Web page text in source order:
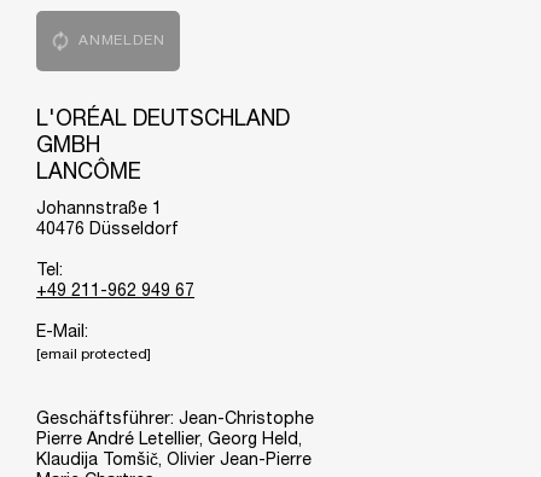
ANMELDEN
L'ORÉAL DEUTSCHLAND
GMBH
LANCÔME
Johannstraße 1
40476 Düsseldorf
Tel:
+49 211-962 949 67
E-Mail:
[email protected]
Geschäftsführer: Jean-Christophe
Pierre André Letellier, Georg Held,
Klaudija Tomšič, Olivier Jean-Pierre